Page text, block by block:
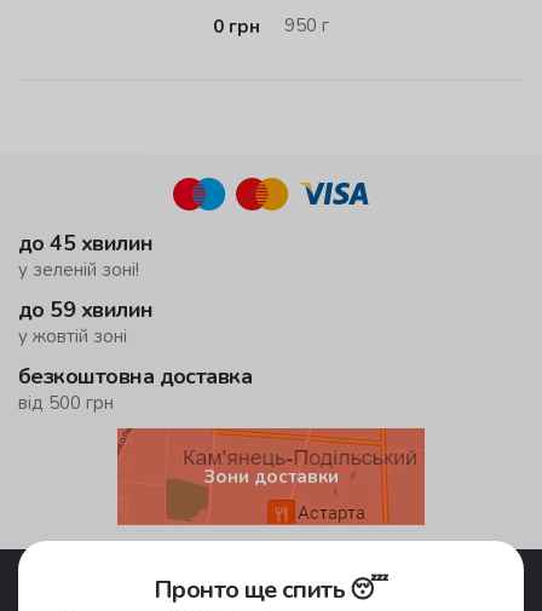
0 грн 950 г
до 45 хвилин
у зеленій зоні!
до 59 хвилин
у жовтій зоні
безкоштовна доставка
від 500 грн
Зони доставки
Pronto Club
Пронто ще спить 😴